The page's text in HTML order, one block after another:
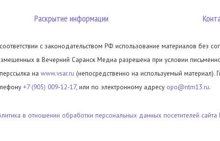
Раскрытие информации
с законодательством РФ использование материалов без
в Вечерний Саранск Медиа разрешена при условии
на www.vsar.ru (непосредственно на используемый материал).
+7 (905) 009-12-17, или по электронному адресу opo@ntm13.ru.
в отношении обработки персональных данных посетителей